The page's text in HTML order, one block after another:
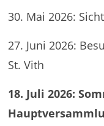
30. Mai 2026:
27. Juni 2026:
St. Vith
18. Juli 2026: